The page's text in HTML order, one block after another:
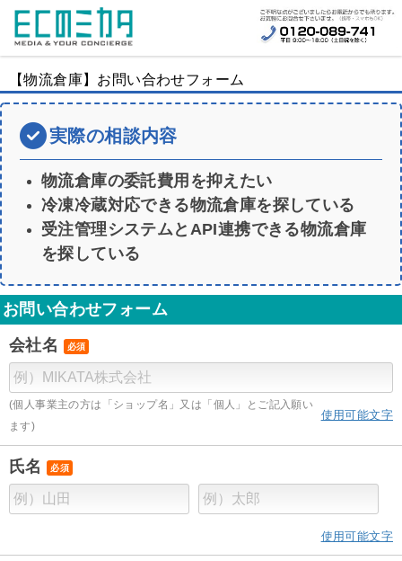
【物流倉庫】お問い合わせフォーム
実際の相談内容
物流倉庫の委託費用を抑えたい
冷凍冷蔵対応できる物流倉庫を探している
受注管理システムとAPI連携できる物流倉庫
を探している
お問い合わせフォーム
会社名
必須
使用可能文字
(個人事業主の方は「ショップ名」又は「個人」とご記入願い
ます)
氏名 必須
使用可能文字